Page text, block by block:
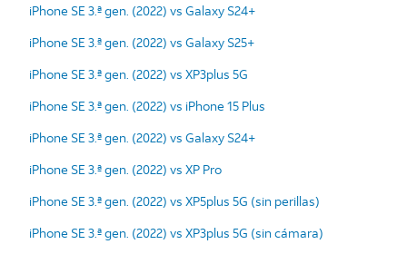
iPhone SE 3.ª gen. (2022) vs Galaxy S24+
iPhone SE 3.ª gen. (2022) vs Galaxy S25+
iPhone SE 3.ª gen. (2022) vs XP3plus 5G
iPhone SE 3.ª gen. (2022) vs iPhone 15 Plus
iPhone SE 3.ª gen. (2022) vs Galaxy S24+
iPhone SE 3.ª gen. (2022) vs XP Pro
iPhone SE 3.ª gen. (2022) vs XP5plus 5G (sin perillas)
iPhone SE 3.ª gen. (2022) vs XP3plus 5G (sin cámara)